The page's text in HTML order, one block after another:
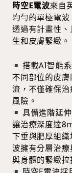
時空E電波來自
均勻的單極電波
透過有計畫性
生和皮膚緊緻。
搭載AI智能
不同部位的皮
流，不僅確保
風險。
具備進階延
讓治療深度達
下垂與肥厚組
波擁有分層治
與身體的緊緻拉